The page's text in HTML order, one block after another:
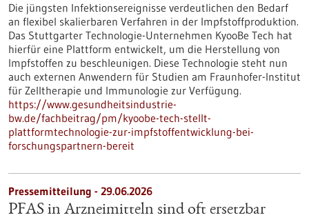
Die jüngsten Infektionsereignisse verdeutlichen den Bedarf
an flexibel skalierbaren Verfahren in der Impfstoffproduktion.
Das Stuttgarter Technologie-Unternehmen KyooBe Tech hat
hierfür eine Plattform entwickelt, um die Herstellung von
Impfstoffen zu beschleunigen. Diese Technologie steht nun
auch externen Anwendern für Studien am Fraunhofer-Institut
für Zelltherapie und Immunologie zur Verfügung.
https://www.gesundheitsindustrie-
bw.de/fachbeitrag/pm/kyoobe-tech-stellt-
plattformtechnologie-zur-impfstoffentwicklung-bei-
forschungspartnern-bereit
Pressemitteilung - 29.06.2026
PFAS in Arzneimitteln sind oft ersetzbar